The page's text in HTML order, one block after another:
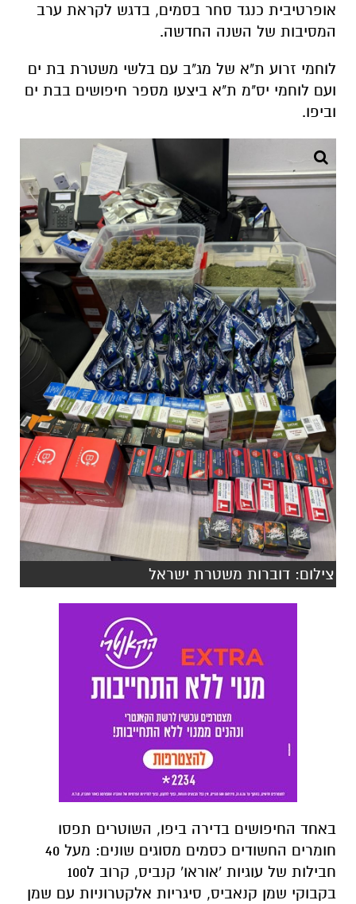
אופרטיבית כנגד סחר בסמים, בדגש לקראת ערב
המסיבות של השנה החדשה.
לוחמי זרוע ת"א של מג"ב עם בלשי משטרת בת ים
ועם לוחמי יס"מ ת"א ביצעו מספר חיפושים בבת ים
וביפו.
צילום: דוברות משטרת ישראל
באחד החיפושים בדירה ביפו, השוטרים תפסו
חומרים החשודים כסמים מסוגים שונים: מעל 40
חבילות של עוגיות 'אוראו' קנביס, קרוב ל100
בקבוקי שמן קנאביס, סיגריות אלקטרוניות עם שמן